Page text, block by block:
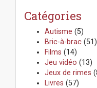
a
t
e
Catégories
Autisme (5)
Bric-à-brac (51)
Films (14)
Jeu vidéo (13)
Jeux de rimes
Livres (57)